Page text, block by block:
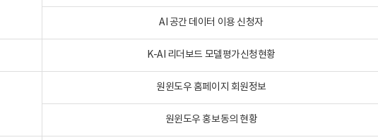
AI 공간 데이터 이용 신청자
K-AI 리더보드 모델평가신청현황
원윈도우 홈페이지 회원정보
원윈도우 홍보동의 현황